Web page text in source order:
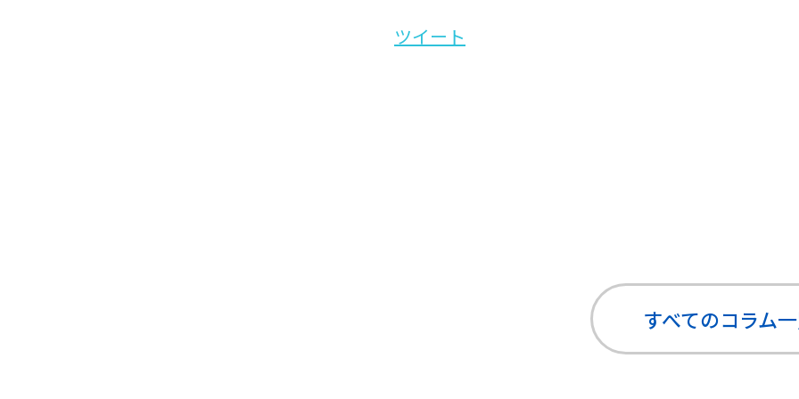
ツイート
すべてのコラム